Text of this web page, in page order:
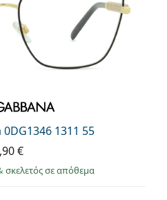
1311 55
€
σκελετός σε απόθεμα